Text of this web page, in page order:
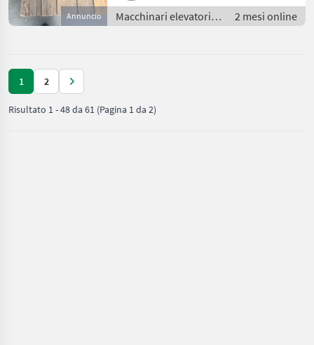
Annuncio
Macchinari elevatori e
per magazzino /
2 mesi online
1 2
Risultato 1-48da 61 (Pagina 1 da 2)